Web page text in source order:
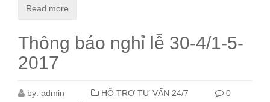
Read more
Thông báo nghỉ lễ 30-4/1-5-
2017
by: admin HỖ TRỢ TƯ VẤN 24/7
0